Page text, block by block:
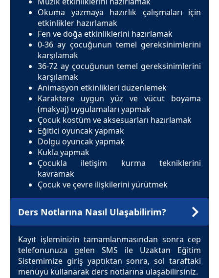
Okuma yazmaya hazırlık çalışmaları için
etkinlikler hazırlamak
Fen ve doğa etkinliklerini hazırlamak
0-36 ay çocuğunun temel gereksinimlerini
karşılamak
36-72 ay çocuğunun temel gereksinimlerini
karşılamak
Animasyon etkinlikleri düzenlemek
Karaktere uygun yüz ve vücut boyama
(makyaj) uygulamaları yapmak
Çocuk kostüm ve aksesuarları hazırlamak
Eğitici oyuncak yapmak
Dolgu oyuncak yapmak
Kukla yapmak
Çocukla iletişim kurma tekniklerini
kavramak
Çocuk ve çevre ilişkilerini yürütmek
Ders Notlarına Nasıl Ulaşabilirim?
Kayıt işleminizin tamamlanmasından sonra cep
telefonunuza gelen SMS ile Uzaktan Eğitim
Sistemimize giriş yaptıktan sonra, sol taraftaki
menüyü kullanarak ders notlarına ulaşabilirsiniz.